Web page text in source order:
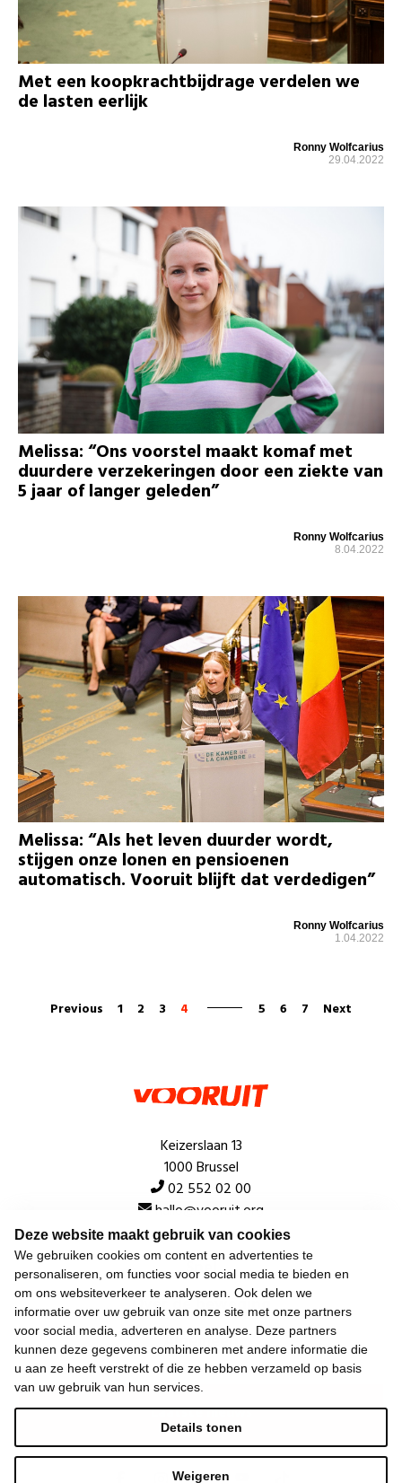
Deze website maakt gebruik van cookies
We gebruiken cookies om content en advertenties te
personaliseren, om functies voor social media te bieden en
om ons websiteverkeer te analyseren. Ook delen we
informatie over uw gebruik van onze site met onze partners
voor social media, adverteren en analyse. Deze partners
kunnen deze gegevens combineren met andere informatie die
u aan ze heeft verstrekt of die ze hebben verzameld op basis
van uw gebruik van hun services.
Weigeren
Details tonen
Met een koopkrachtbijdrage verdelen we
de lasten eerlijk
Ronny Wolfcarius
29.04.2022
Melissa: “Ons voorstel maakt komaf met
duurdere verzekeringen door een ziekte van
5 jaar of langer geleden”
Ronny Wolfcarius
8.04.2022
Melissa: “Als het leven duurder wordt,
stijgen onze lonen en pensioenen
automatisch. Vooruit blijft dat verdedigen”
Ronny Wolfcarius
1.04.2022
Previous 1 2 3 4 5 6 7 Next
Keizerslaan 13
1000 Brussel
02 552 02 00
hallo@vooruit.org
Snel
Over de beweging
Algemeen
Laatste nieuws